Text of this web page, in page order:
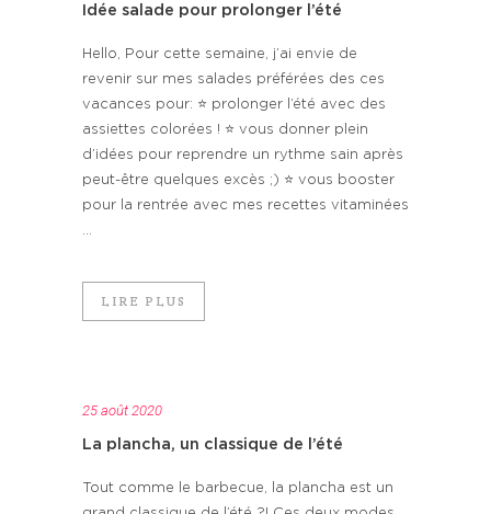
Idée salade pour prolonger l’été
Hello, Pour cette semaine, j’ai envie de
revenir sur mes salades préférées des ces
vacances pour: ⭐️ prolonger l’été avec des
assiettes colorées ! ⭐️ vous donner plein
d’idées pour reprendre un rythme sain après
peut-être quelques excès ;) ⭐️ vous booster
pour la rentrée avec mes recettes vitaminées
...
LIRE PLUS
25 août 2020
La plancha, un classique de l’été
Tout comme le barbecue, la plancha est un